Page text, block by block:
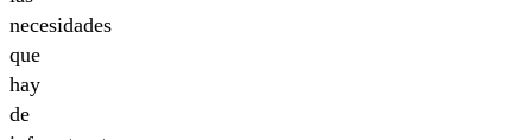
necesidades
que
hay
de